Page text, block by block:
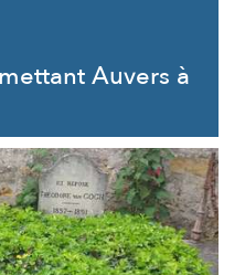
Auvers à